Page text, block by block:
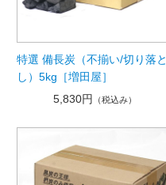
特選 備長炭（不揃い/切り落と
し）5kg［増田屋］
5,830円
（税込み）